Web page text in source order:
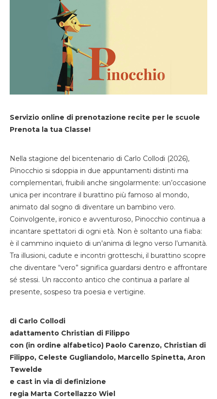
Servizio online di prenotazione recite per le scuole
Prenota la tua Classe!
Nella stagione del bicentenario di Carlo Collodi (2026),
Pinocchio si sdoppia in due appuntamenti distinti ma
complementari, fruibili anche singolarmente: un’occasione
unica per incontrare il burattino più famoso al mondo,
animato dal sogno di diventare un bambino vero.
Coinvolgente, ironico e avventuroso, Pinocchio continua a
incantare spettatori di ogni età. Non è soltanto una fiaba:
è il cammino inquieto di un’anima di legno verso l’umanità.
Tra illusioni, cadute e incontri grotteschi, il burattino scopre
che diventare “vero” significa guardarsi dentro e affrontare
sé stessi. Un racconto antico che continua a parlare al
presente, sospeso tra poesia e vertigine.
di Carlo Collodi
adattamento Christian di Filippo
con (in ordine alfabetico) Paolo Carenzo, Christian di
Filippo, Celeste Gugliandolo, Marcello Spinetta, Aron
Tewelde
e cast in via di definizione
regia Marta Cortellazzo Wiel